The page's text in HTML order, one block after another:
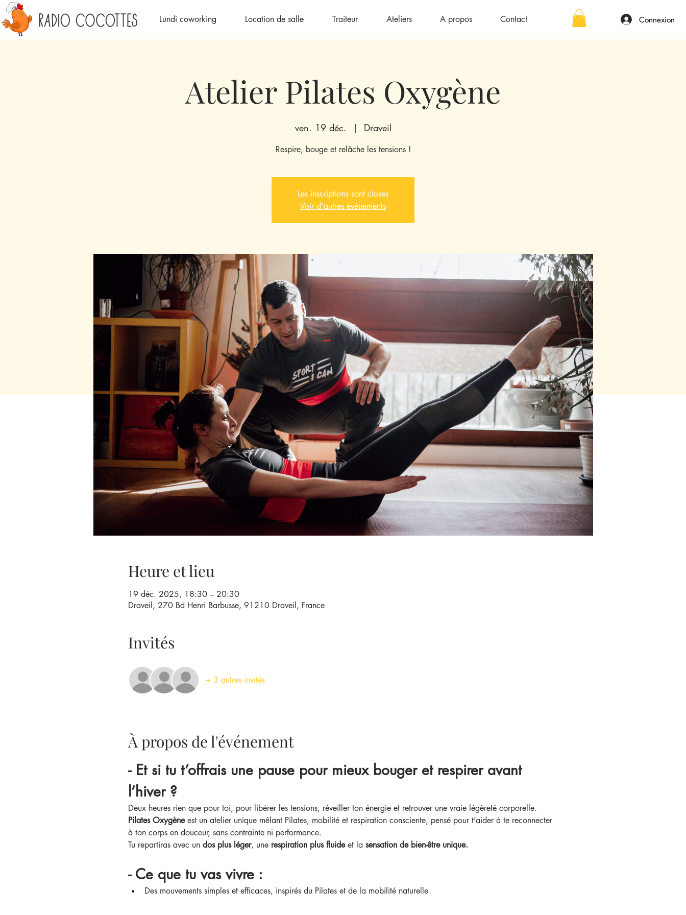
Lundi coworking Location de salle Traiteur Ateliers A propos Contact Connexion
Atelier Pilates Oxygène
ven. 19 déc.
  |
Draveil
Respire, bouge et relâche les tensions !
Les inscriptions sont closes
Voir d'autres événements
Heure et lieu
19 déc. 2025, 18:30 – 20:30
Draveil, 270 Bd Henri Barbusse, 91210 Draveil, France
Invités
+ 3 autres invités
À propos de l'événement
- Et si tu t’offrais une pause pour mieux bouger et respirer avant
l’hiver ?
Deux heures rien que pour toi, pour libérer les tensions, réveiller ton énergie et retrouver une vraie légèreté corporelle.
Pilates Oxygène est un atelier unique mêlant Pilates, mobilité et respiration consciente, pensé pour t’aider à te reconnecter
à ton corps en douceur, sans contrainte ni performance.
Tu repartiras avec un dos plus léger, une respiration plus fluide et la sensation de bien-être unique.
- Ce que tu vas vivre :
Des mouvements simples et efficaces, inspirés du Pilates et de la mobilité naturelle